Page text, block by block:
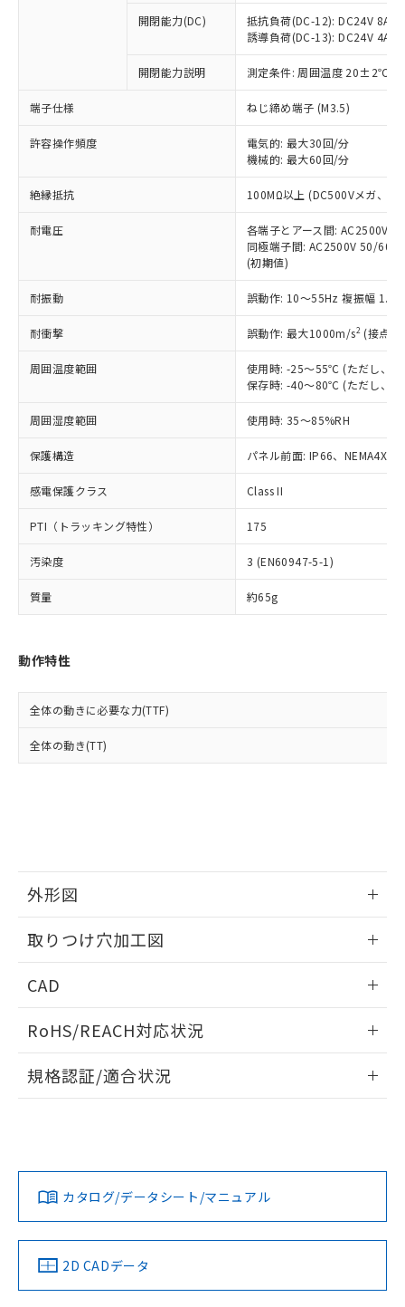
開閉能力(DC)
抵抗負荷(DC-12): DC24V 8A/
誘導負荷(DC-13): DC24V 4A/
開閉能力説明 測定条件: 周囲温度 20±2℃、
端子仕様 ねじ締め端子 (M3.5)
許容操作頻度
電気的: 最大30回/分
機械的: 最大60回/分
絶縁抵抗 100MΩ以上 (DC500Vメガ、点
耐電圧
各端子とアース間: AC2500V
同極端子間: AC2500V 50/
(初期値)
耐振動 誤動作: 10～55Hz 複振幅
耐衝撃 誤動作: 最大1000m/s2 (接点
周囲温度範囲
使用時: -25～55℃ (ただし、氷
保存時: -40～80℃ (ただし、氷
周囲湿度範囲 使用時: 35～85%RH
保護構造 パネル前面: IP66、NEMA4X,
感電保護クラス Class II
PTI（トラッキング特性） 175
汚染度 3 (EN60947-5-1)
質量 約65g
動作特性
全体の動きに必要な力(TTF)
全体の動き(TT)
外形図
取りつけ穴加工図
CAD
ドすることができます。
ログイン/会員登録
ダウンロードデータをご利用いただく前に、以下を必ずお読
みください。
ソフトウェアの使用条件
RoHS/REACH対応状況
EU RoHS 注意事項・凡例
対応済み
中国 RoHS 注意事項・凡例
規格認証/適合状況
LR型式承認
（イギリス
船舶規格）
DNV型式承認
（ノルウェー
BV型式承認
（フランス
KR型式
（韓国
No No No No
カタログ/データシート/マニュアル
2D CADデータ
商品の当社在庫状況および標準価格
(税抜)を提供させていただくもので
当社制御機器事業取扱商品の中には、
本サービスの対象外となる商品もある
ことをご了承ください。
在庫状況および標準価格照会結果は、
記載している更新日時点での社内デー
タに基づき作成されるものであり、閲
覧された時点での実際の在庫および標
準価格とは異なる場合があることをご
正式な納期状況および標準価格はお客
様のお取引先、またはお客様担当のオ
ムロン制御機器販売店・当社販売員に
オムロン制御機器販売店や当社販売拠
販売ネットワーク
」をご確認
在庫状況および標準価格結果を当社の
事前の承諾なく第三者に漏洩または開
示しないようお願いします。
マイパーツ機能（部品リスト作成サー
ビス）をご利用いただくには、I-Web
メンバーズにご登録されている必要が
あります。
お客様が当ウェブサイト上で当社にご
登録された部品リストについて、当社
および当社の共同利用者が、当社の製
品・サービスに関するお客様との取
引・商談に必要な範囲で利用すること
非含有の対応状況を調査中または確認中の
非該当品：ライセンス料など無形物で、有
害物質有無と関係のない商品です。
いたものが、含有品と判明した場合などや
むを得ず変更することがあります。
鉛(Pb) 1000ppm以下、 水銀(Hg) 1000ppm以下、 カド
六価クロム(Cr(Ⅵ)) 1000ppm以下、ポリ臭化ビフェニル
類(PBB) 1000ppm以下、ポリ臭化ジフェニルエーテル類
(PBDE) 1000ppm以下、フタル酸ビス(2-エチルヘキシ
ル) (DEHP)(別名：DOP) 1000ppm以下、フタル酸ブチ
ルベンジル（BBP） 1000ppm以下、フタル酸ジブチル
（DBP） 1000ppm以下、フタル酸ジイソブチル
但し、RoHS指令で産業用監視および制御機器に対する
図的な使用がないことを確認しています。
部品在庫の切り替え状況などにより、予定
月が前後することがあります。
※3 非含有証明書ダウンロード
下記の非含有証明書をダウンロードするこ
EU RoHS指令（10物質）の非含有証明書
ものではありません。
また、RoHS指令のフタル酸エステル類４
荷製品に未対応品が混在することから備考
「○」：最大均質材料含有率が中国RoHSの
基準値以下であることを示します。
「×」：最大均質材料含有率が中国RoHSの
基準値を超えていることを示します。
「－」：未確認です。当社販売部門へお問
い合わせください。
*中国RoHS10物質の基準値 (GB/T26572)：
Pb(鉛) :1000ppm、 Hg(水銀) : 1000ppm、 Cd(カドミウ
ム) : 100ppm、
Cr(Ⅵ)(六価クロム) : 1000ppm、 PBBs(ポリ臭化ビフェ
ニル類) : 1000ppm、 PBDEs(ポリ臭化ジフェニルエーテ
DBP(フタル酸ジブチル) : 1000ppm、 DIBP(フタル酸ジ
イソブチル) : 1000ppm、 BBP(フタル酸ブチルベンジ
DEHP(フタル酸ビス(2-エチルヘキシル)) : 1000ppm
「ｅ」：有害物質（10物質）のすべてが基
準値以下であることを示します。
「10」：通常の使用状況下において有害物
質が外部に漏えいし、環境に深刻な影響を
及ぼさない年数を意味します。
「－」：未確認です。当社販売部門へお問
当社は、これら貴社製品のうち、外国
為替および外国貿易法に定める商品
（以下｢規制貨物等」という）を輸出
または国外への提供する場合は、日本
国政府の輸出許可(または役務取引許
可)を取得するなどの必要な手続きを
当社は規制貨物を破棄する場合は、完
全に破砕するなど、違法に輸出されな
いよう必要な手段を講じます。
当社は貴社製品を、核兵器、ミサイ
ル、化学兵器、生物兵器またはその他
武器並びにこれらの製造装置等に一切
当社は、貴社製品を第三者に販売する
場合は、上記1、2および3の内容を当
該第三者に通知します。また当社は、
販売先および販売に係わる関係者が違
法に輸出するおそれがある場合は、取
り引きをいたしません。
キャンセル
一定数以上の在庫あり
一定数には満たないが在庫あり
在庫なし(最新の在庫状況につ
いては、お客様のお取引先、ま
たはお客様担当のオムロン制御
機器販売店・当社販売員にご確
受注生産機種、また在庫状況の
情報を公開していない機種